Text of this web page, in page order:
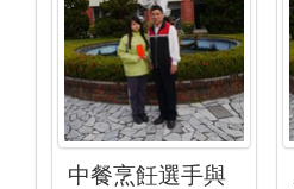
中餐烹飪選手與